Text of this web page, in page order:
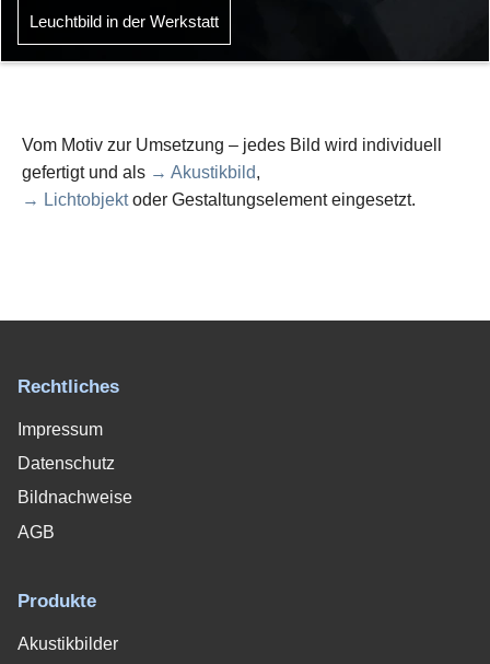
Leuchtbild in der Werkstatt
Vom Motiv zur Umsetzung – jedes Bild wird individuell
gefertigt und als → Akustikbild,
→ Lichtobjektoder Gestaltungselement eingesetzt.
Rechtliches
Impressum
Datenschutz
Bildnachweise
AGB
Produkte
Akustikbilder